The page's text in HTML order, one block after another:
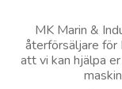
MK Marin &
återförsäljare för
att vi kan hjälpa